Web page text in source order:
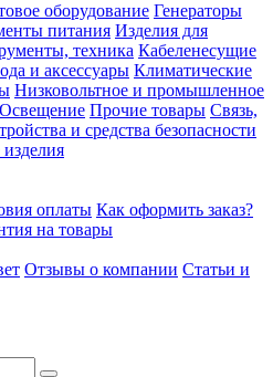
оборудование Генераторы
питания Изделия для
техника Кабеленесущие
и аксессуары Климатические
Низковольтное и промышленное
Освещение Прочие товары Связь,
и средства безопасности
оплаты Как оформить заказ?
на товары
Отзывы о компании Статьи и